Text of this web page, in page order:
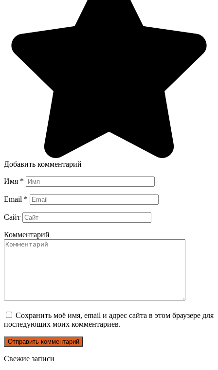
Добавить комментарий
Имя *
Email *
Сайт
Комментарий
Сохранить моё имя, email и адрес сайта в этом браузере для
последующих моих комментариев.
Свежие записи